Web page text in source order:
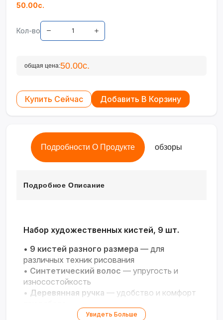
50.00с.
Кол-во
общая цена:50.00с.
Купить Сейчас Добавить В Корзину
Подробности О Продукте обзоры
Подробное Описание
Набор художественных кистей, 9 шт.
• 9 кистей разного размера — для
различных техник рисования
• Синтетический волос — упругость и
износостойкость
• Деревянная ручка — удобство и комфорт
Полная комплектация— всё
Увидеть Больше